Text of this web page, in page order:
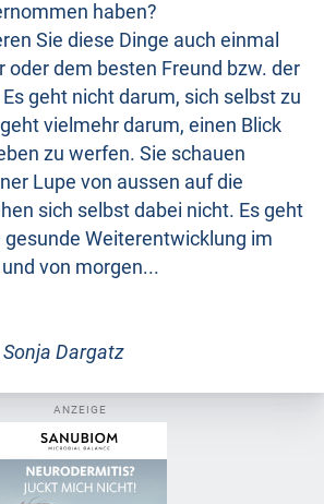
haben?
Sie diese Dinge auch einmal
oder dem besten Freund bzw. der
geht nicht darum, sich selbst zu
vielmehr darum, einen Blick
zu werfen. Sie schauen
Lupe von aussen auf die
sich selbst dabei nicht. Es geht
Weiterentwicklung im
von morgen...
Dargatz
ANZEIGE